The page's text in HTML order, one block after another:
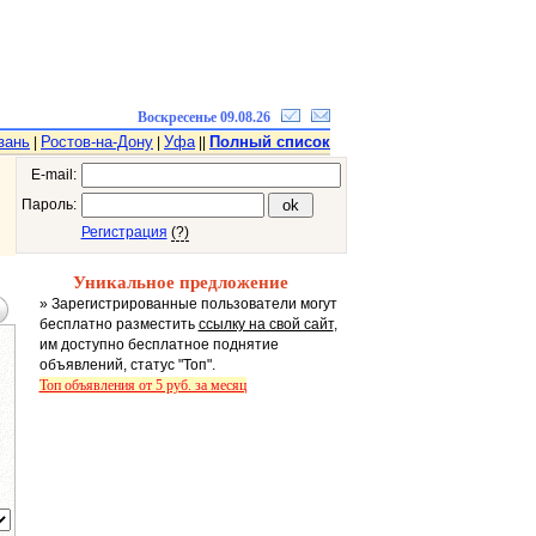
Воскресенье 09.08.26
Ростов-на-Дону Уфа|| Полный список
E-mail:
Пароль:
Регистрация (?)
Уникальное предложение
» Зарегистрированные пользователи могут
бесплатно разместить ссылку на свой сайт,
им доступно бесплатное поднятие
объявлений, статус "Топ".
Топ объявления от 5 руб. за месяц